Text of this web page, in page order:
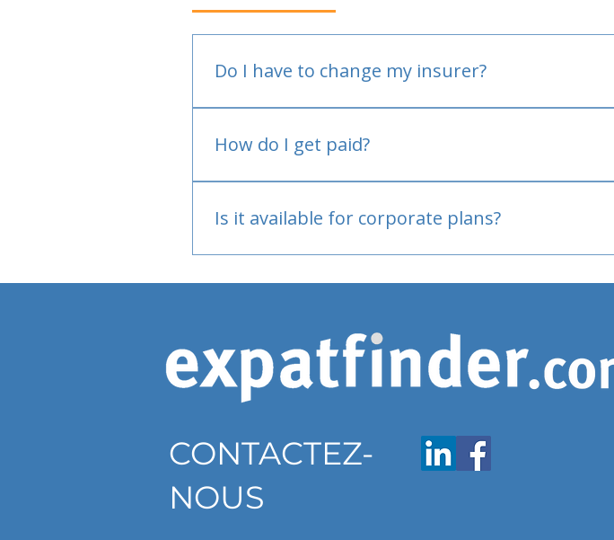
Do I have to change my insurer?
How do I get paid?
Is it available for corporate plans?
CONTACTEZ-
NOUS